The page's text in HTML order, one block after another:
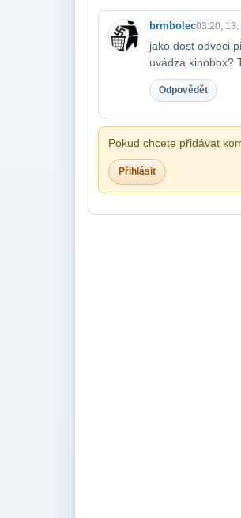
brmbolec03:20, 13.
jako dost odveci
uvádza kinobox?
Odpovědět
Pokud chcete přidávat
Přihlásit